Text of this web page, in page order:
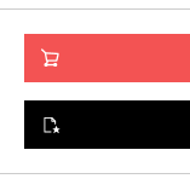
SKINNY
FAT
JUMBO